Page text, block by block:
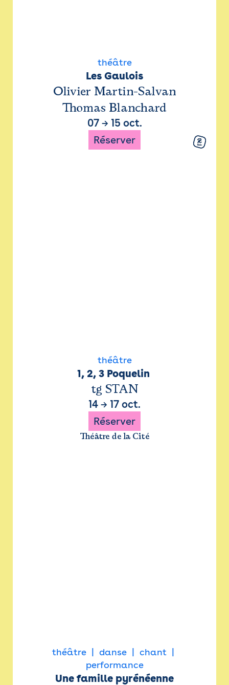
théâtre
Les Gaulois
Olivier Martin-Salvan
Thomas Blanchard
07→ 15 oct.
Réserver
théâtre
1, 2, 3 Poquelin
tg STAN
14 → 17 oct.
Réserver
Théâtre de la Cité
théâtre danse
chant
performance
Une famille pyrénéenne